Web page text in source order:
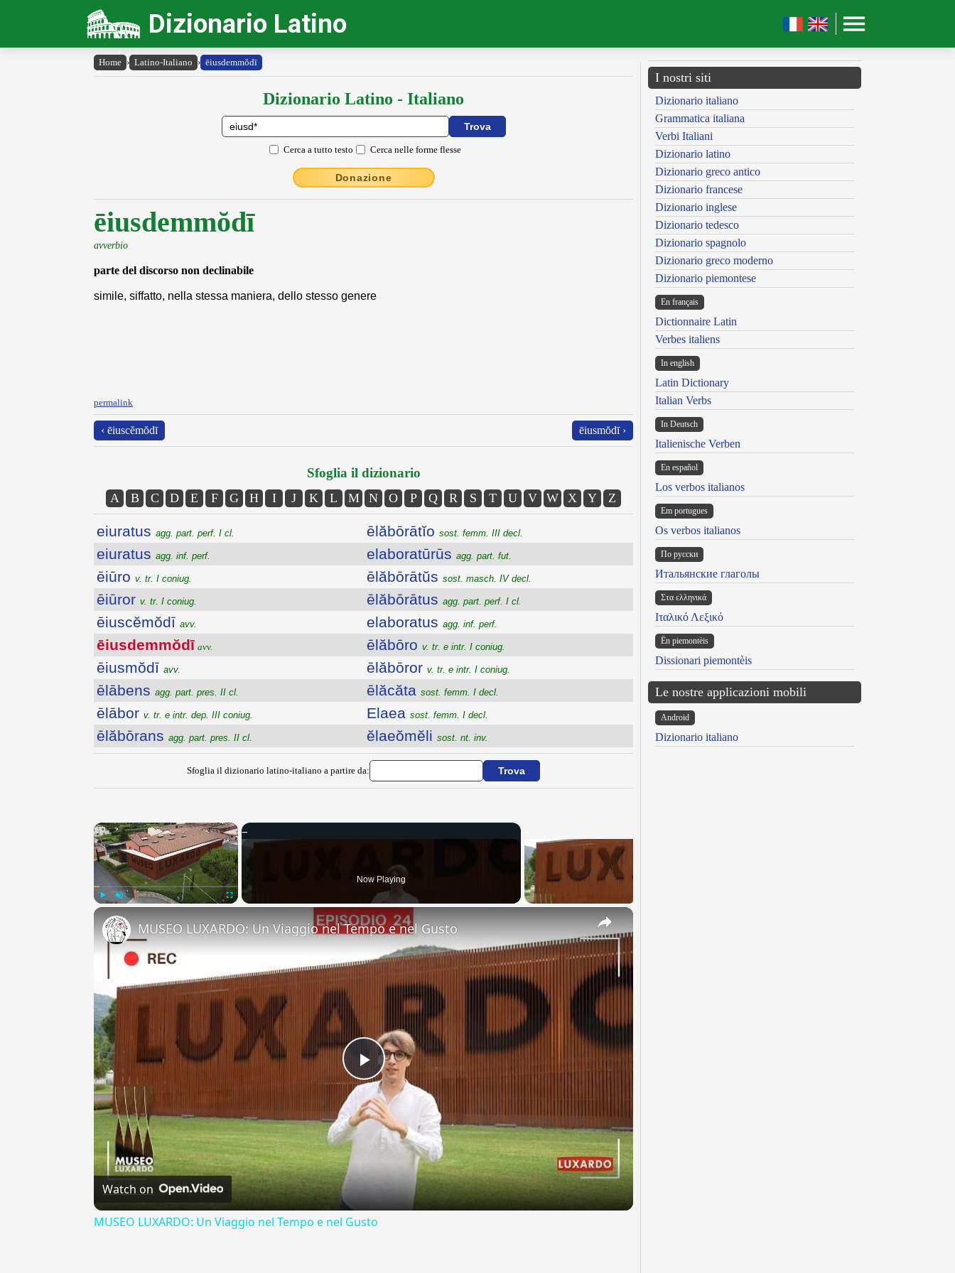
Dizionario Latino
Home › Latino-Italiano › ēiusdemmŏdī
Dizionario Latino - Italiano
Cerca a tutto testo Cerca nelle forme flesse
Donazione
ēiusdemmŏdī
avverbio
parte del discorso non declinabile
simile, siffatto, nella stessa maniera, dello stesso genere
permalink
‹ ēiuscĕmŏdī ēiusmŏdī ›
Sfoglia il dizionario
A B C D E F G H I J K L M N O P Q R S T U V W X Y Z
eiuratus agg. part. perf. I cl.
eiuratus agg. inf. perf.
ēiūro v. tr. I coniug.
ēiūror v. tr. I coniug.
ēiuscĕmŏdī avv.
ēiusdemmŏdī avv.
ēiusmŏdī avv.
ēlābens agg. part. pres. II cl.
ēlābor v. tr. e intr. dep. III coniug.
ēlăbōrans agg. part. pres. II cl.
ēlăbōrātĭo sost. femm. III decl.
elaboratūrūs agg. part. fut.
ēlăbōrātŭs sost. masch. IV decl.
ēlăbōrātus agg. part. perf. I cl.
elaboratus agg. inf. perf.
ēlăbōro v. tr. e intr. I coniug.
ēlăbōror v. tr. e intr. I coniug.
ēlăcăta sost. femm. I decl.
Elaea sost. femm. I decl.
ĕlaeŏmĕli sost. nt. inv.
Sfoglia il dizionario latino-italiano a partire da:
×
Now Playing
×
Play
Video
MUSEO LUXARDO: Un Viaggio nel Tempo e nel Gusto
Watch on
MUSEO LUXARDO: Un Viaggio nel Tempo e nel Gusto
I nostri siti
Dizionario italiano
Grammatica italiana
Verbi Italiani
Dizionario latino
Dizionario greco antico
Dizionario francese
Dizionario inglese
Dizionario tedesco
Dizionario spagnolo
Dizionario greco moderno
Dizionario piemontese
En français
Dictionnaire Latin
Verbes italiens
In english
Latin Dictionary
Italian Verbs
In Deutsch
Italienische Verben
En español
Los verbos italianos
Em portugues
Os verbos italianos
По русски
Итальянские глаголы
Στα ελληνικά
Ιταλικό Λεξικό
Ën piemontèis
Dissionari piemontèis
Le nostre applicazioni mobili
Android
Dizionario italiano